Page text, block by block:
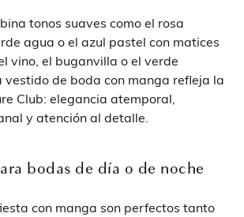
tonos suaves como el rosa
agua o el azul pastel con matices
vino, el buganvilla o el verde
vestido de boda con manga refleja la
Club: elegancia atemporal,
y atención al detalle.
bodas de día o de noche
con manga son perfectos tanto